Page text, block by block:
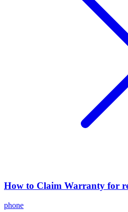
How to Claim Warranty for
phone